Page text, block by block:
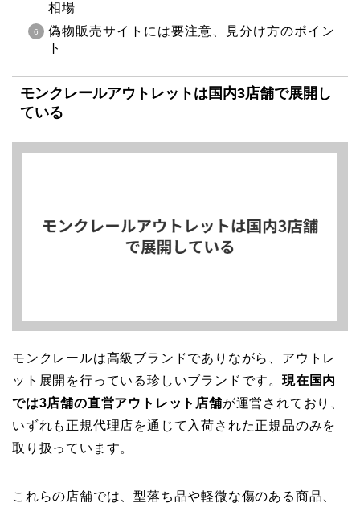
相場
偽物販売サイトには要注意、見分け方のポイン
ト
モンクレールアウトレットは国内3店舗で展開し
ている
モンクレールは高級ブランドでありながら、アウトレ
ット展開を行っている珍しいブランドです。 現在国内
では3店舗の直営アウトレット店舗が運営されており、
いずれも正規代理店を通じて入荷された正規品のみを
取り扱っています。
これらの店舗では、型落ち品や軽微な傷のある商品、